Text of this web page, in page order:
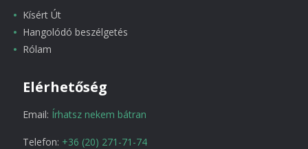
Kísért Út
Hangolódó beszélgetés
Rólam
Elérhetőség
Email: Írhatsz nekem bátran
Telefon: +36 (20) 271-71-74